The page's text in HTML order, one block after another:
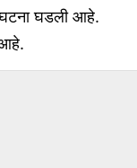
घडली आहे.
आहे.